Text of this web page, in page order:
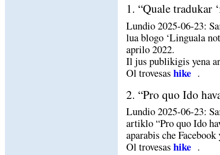
1. “Quale tradukar
Lundio 2025-06-23:
lua blogo ‘Linguala
aprilo 2022.
Il jus publikigis yena
Ol trovesashike .
2. “Pro quo Ido
Lundio 2025-06-23:
artiklo “Pro quo Ido
aparabis che
Ol trovesashike .